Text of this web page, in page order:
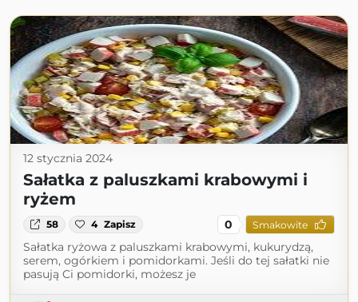
12 stycznia 2024
Sałatka z paluszkami krabowymi i
ryżem
58 4 Zapisz 0 Smakowite
Sałatka ryżowa z paluszkami krabowymi, kukurydzą,
serem, ogórkiem i pomidorkami. Jeśli do tej sałatki nie
pasują Ci pomidorki, możesz je